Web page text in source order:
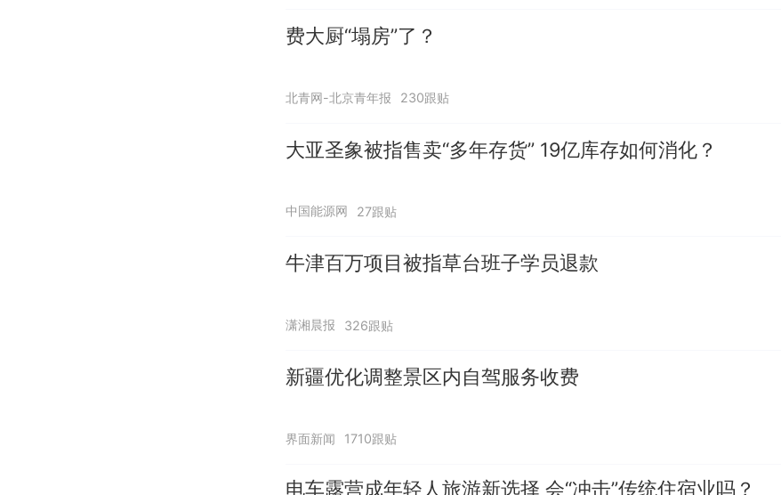
费大厨“塌房”了？
北青网-北京青年报 230跟贴
大亚圣象被指售卖“多年存货” 19亿库存如何消化？
中国能源网 27跟贴
牛津百万项目被指草台班子学员退款
潇湘晨报 326跟贴
新疆优化调整景区内自驾服务收费
界面新闻 1710跟贴
电车露营成年轻人旅游新选择 会“冲击”传统住宿业吗？